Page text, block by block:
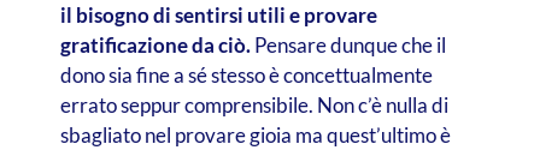
il bisogno di sentirsi utili e provare
gratificazione da ciò.Pensare dunque che il
dono sia fine a sé stesso è concettualmente
errato seppur comprensibile. Non c’è nulla di
sbagliato nel provare gioia ma quest’ultimo è